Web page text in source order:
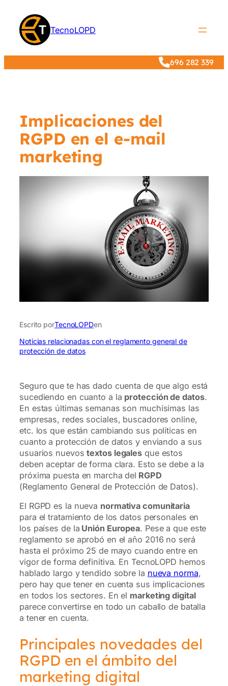
contenido
TecnoLOPD
696 282 339
Implicaciones del
RGPD en el e-mail
marketing
Escrito porTecnoLOPDen
Noticias relacionadas con el reglamento general de
protección de datos
Seguro que te has dado cuenta de que algo está
sucediendo en cuanto a la protección de datos.
En estas últimas semanas son muchísimas las
empresas, redes sociales, buscadores online,
etc. los que están cambiando sus políticas en
cuanto a protección de datos y enviando a sus
usuarios nuevostextos legales que estos
deben aceptar de forma clara. Esto se debe a la
próxima puesta en marcha del RGPD
(Reglamento General de Protección de Datos).
El RGPD es la nueva normativa comunitaria
para el tratamiento de los datos personales en
los países de la Unión Europea. Pese a que este
reglamento se aprobó en el año 2016 no será
hasta el próximo 25 de mayo cuando entre en
vigor de forma definitiva. En TecnoLOPD hemos
hablado largo y tendido sobre la nueva norma,
pero hay que tener en cuenta sus implicaciones
en todos los sectores. En el marketing digital
parece convertirse en todo un caballo de batalla
a tener en cuenta.
Principales novedades del
RGPD en el ámbito del
marketing digital